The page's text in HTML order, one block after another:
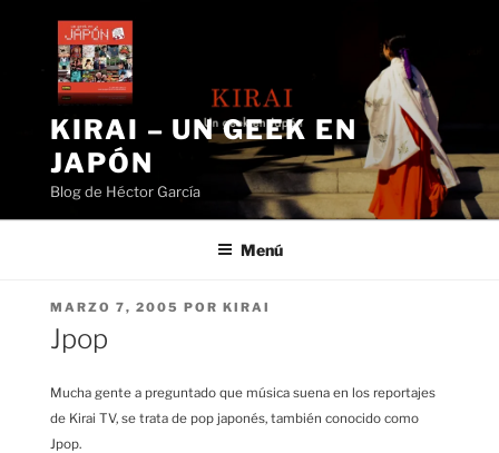
contenido
KIRAI – UN GEEK EN
JAPÓN
Blog de Héctor García
Menú
PUBLICADO
EL
MARZO 7, 2005 POR KIRAI
Jpop
Mucha gente a preguntado que música suena en los reportajes
de Kirai TV, se trata de pop japonés, también conocido como
Jpop.